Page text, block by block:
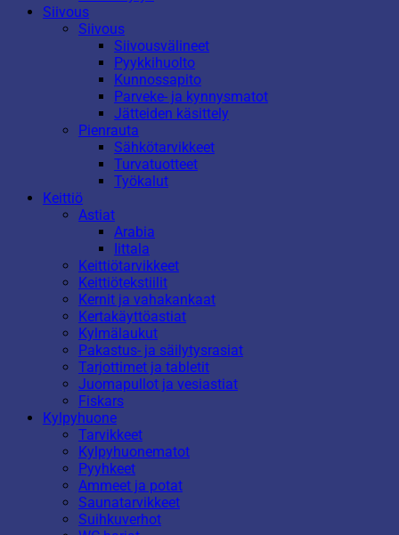
Siivous
Siivous
Siivousvälineet
Pyykkihuolto
Kunnossapito
Parveke- ja kynnysmatot
Jätteiden käsittely
Pienrauta
Sähkötarvikkeet
Turvatuotteet
Työkalut
Keittiö
Astiat
Arabia
Iittala
Keittiötarvikkeet
Keittiötekstiilit
Kernit ja vahakankaat
Kertakäyttöastiat
Kylmälaukut
Pakastus- ja säilytysrasiat
Tarjottimet ja tabletit
Juomapullot ja vesiastiat
Fiskars
Kylpyhuone
Tarvikkeet
Kylpyhuonematot
Pyyhkeet
Ammeet ja potat
Saunatarvikkeet
Suihkuverhot